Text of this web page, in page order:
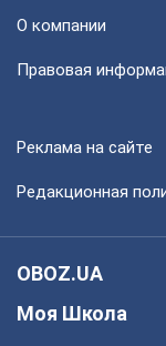
О компании
Правовая
Реклама на сайте
Редакционная
OBOZ.UA
Моя Школа